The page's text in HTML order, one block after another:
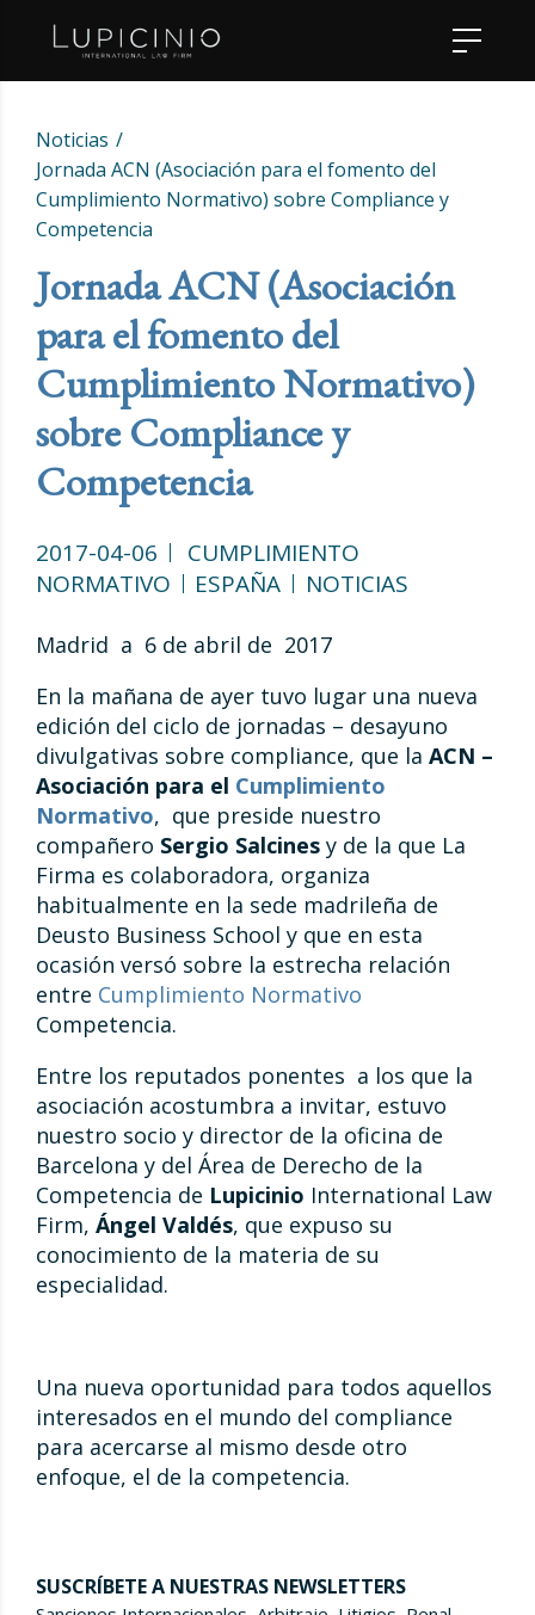
Noticias
Jornada ACN (Asociación para el fomento del
Cumplimiento Normativo) sobre Compliance y
Competencia
Jornada ACN (Asociación
para el fomento del
Cumplimiento Normativo)
sobre Compliance y
Competencia
2017-04-06
CUMPLIMIENTO
NORMATIVO
ESPAÑA NOTICIAS
Madrid a 6 de abril de 2017
En la mañana de ayer tuvo lugar una nueva
edición del ciclo de jornadas – desayuno
divulgativas sobre compliance, que la ACN –
Asociación para el Cumplimiento
Normativo, que preside nuestro
compañero Sergio Salcines y de la que La
Firma es colaboradora, organiza
habitualmente en la sede madrileña de
Deusto Business School y que en esta
ocasión versó sobre la estrecha relación
entre Cumplimiento Normativo
Competencia.
Entre los reputados ponentes a los que la
asociación acostumbra a invitar, estuvo
nuestro socio y director de la oficina de
Barcelona y del Área de Derecho de la
Competencia de Lupicinio International Law
Firm, Ángel Valdés, que expuso su
conocimiento de la materia de su
especialidad.
Una nueva oportunidad para todos aquellos
interesados en el mundo del compliance
para acercarse al mismo desde otro
enfoque, el de la competencia.
SUSCRÍBETE A NUESTRAS NEWSLETTERS